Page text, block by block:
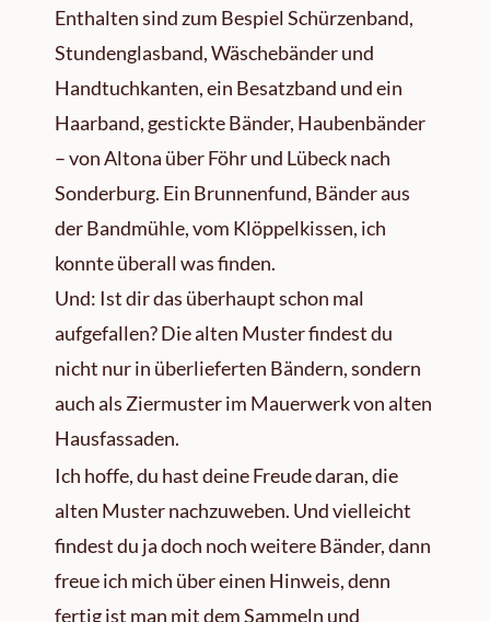
Enthalten sind zum Bespiel Schürzenband,
Stundenglasband, Wäschebänder und
Handtuchkanten, ein Besatzband und ein
Haarband, gestickte Bänder, Haubenbänder
– von Altona über Föhr und Lübeck nach
Sonderburg. Ein Brunnenfund, Bänder aus
der Bandmühle, vom Klöppelkissen, ich
konnte überall was finden.
Und: Ist dir das überhaupt schon mal
aufgefallen? Die alten Muster findest du
nicht nur in überlieferten Bändern, sondern
auch als Ziermuster im Mauerwerk von alten
Hausfassaden.
Ich hoffe, du hast deine Freude daran, die
alten Muster nachzuweben. Und vielleicht
findest du ja doch noch weitere Bänder, dann
freue ich mich über einen Hinweis, denn
fertig ist man mit dem Sammeln und